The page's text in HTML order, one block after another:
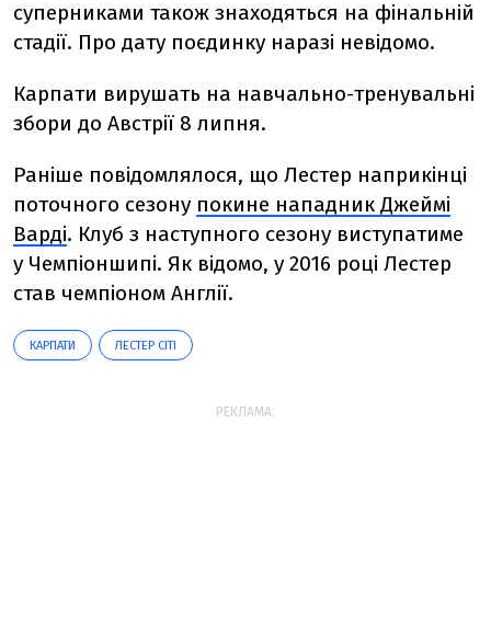
суперниками також знаходяться на фінальній
стадії. Про дату поєдинку наразі невідомо.
Карпати вирушать на навчально-тренувальні
збори до Австрії 8 липня.
Раніше повідомлялося, що Лестер наприкінці
поточного сезону покине нападник Джеймі
Варді. Клуб з наступного сезону виступатиме
у Чемпіоншипі. Як відомо, у 2016 році Лестер
став чемпіоном Англії.
КАРПАТИ ЛЕСТЕР СІТІ
РЕКЛАМА: